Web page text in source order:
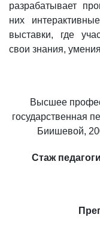
разрабатывает
них
выставки, где
свои знания,
Высшее
государственная
Биишевой,
Стаж